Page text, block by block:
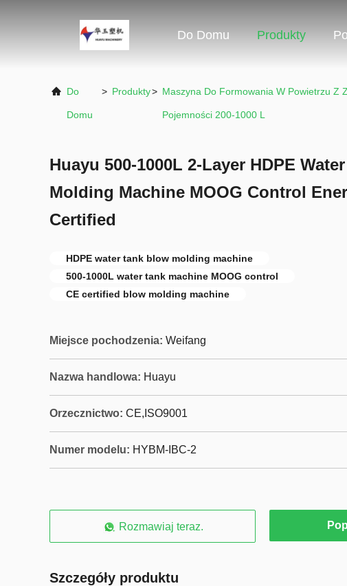
Do Domu Produkty
Do
Domu
> Produkty> Maszyna Do Formowania W Powietrzu Z
Pojemności 200-1000 L
Huayu 500-1000L 2-Layer HDPE
Molding Machine MOOG Control
Certified
HDPE water tank blow molding machine
500-1000L water tank machine MOOG control
CE certified blow molding machine
Miejsce pochodzenia: Weifang
Nazwa handlowa: Huayu
Orzecznictwo: CE,ISO9001
Numer modelu: HYBM-IBC-2
Rozmawiaj teraz.
Szczegóły produktu